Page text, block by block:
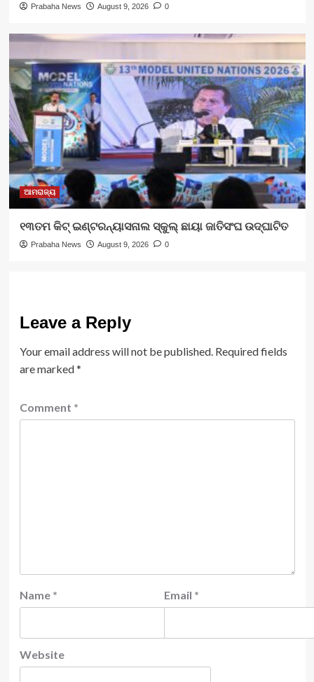
Prabaha News August 9, 2026 0
ଆମରାଜ୍ୟ
୧୩ତମ କିଟ୍ ଇଣ୍ଟରନ୍ୟାସନାଲ ସ୍କୁଲ୍ ଛାୟା ଜାତିସଂଘ ଉଦ୍‍ଘାଟିତ
Prabaha News August 9, 2026 0
Leave a Reply
Your email address will not be published. Required fields
are marked*
Comment *
Name * Email *
Website